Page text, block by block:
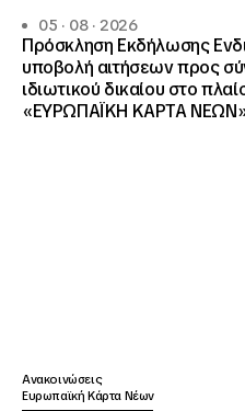
05 · 08 · 2026
Πρόσκληση Εκδήλωσης
υποβολή αιτήσεων προς
ιδιωτικού δικαίου στο
«ΕΥΡΩΠΑΪΚΗ ΚΑΡΤΑ
Ανακοινώσεις
Ευρωπαϊκή Κάρτα Νέων